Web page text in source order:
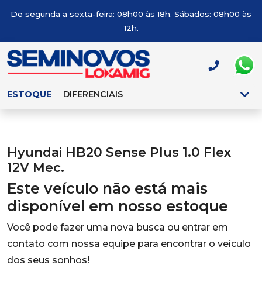
De segunda a sexta-feira: 08h00 às 18h. Sábados: 08h00 às
12h.
ESTOQUE DIFERENCIAIS
Hyundai HB20 Sense Plus 1.0 Flex
12V Mec.
Este veículo não está mais
disponível em nosso estoque
Você pode fazer uma nova busca ou entrar em
contato com nossa equipe para encontrar o veículo
dos seus sonhos!